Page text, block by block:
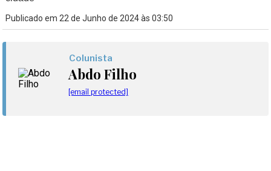
Publicado em 22 de Junho de 2024 às 03:50
Colunista
Abdo Filho
[email protected]